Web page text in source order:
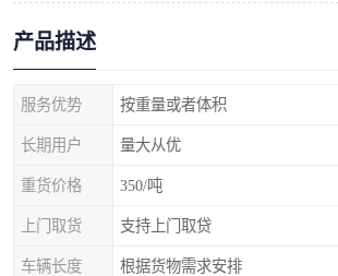
产品描述
服务优势 按重量或者体积
长期用户 量大从优
重货价格 350/吨
上门取货 支持上门取贷
车辆长度 根据货物需求安排